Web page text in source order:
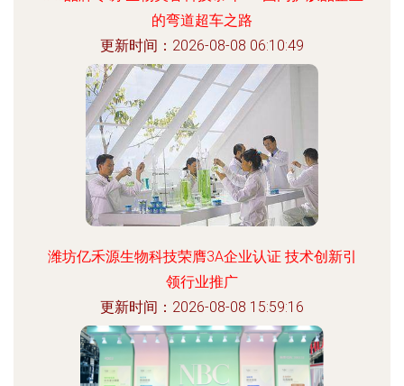
的弯道超车之路
更新时间：2026-08-08 06:10:49
潍坊亿禾源生物科技荣膺3A企业认证 技术创新引
领行业推广
更新时间：2026-08-08 15:59:16